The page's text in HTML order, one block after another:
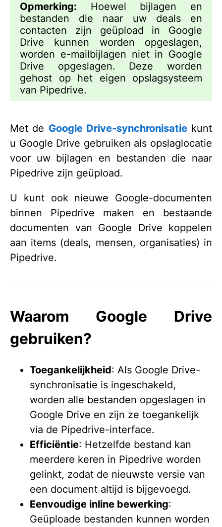
Opmerking: Hoewel bijlagen en
bestanden die naar uw deals en
contacten zijn geüpload in Google
Drive kunnen worden opgeslagen,
worden e-mailbijlagen niet in Google
Drive opgeslagen. Deze worden
gehost op het eigen opslagsysteem
van Pipedrive.
Met de Google Drive-synchronisatiekunt
u Google Drive gebruiken als opslaglocatie
voor uw bijlagen en bestanden die naar
Pipedrive zijn geüpload.
U kunt ook nieuwe Google-documenten
binnen Pipedrive maken en bestaande
documenten van Google Drive koppelen
aan items (deals, mensen, organisaties) in
Pipedrive.
Waarom Google Drive
gebruiken?
Toegankelijkheid: Als Google Drive-
synchronisatie is ingeschakeld,
worden alle bestanden opgeslagen in
Google Drive en zijn ze toegankelijk
via de Pipedrive-interface.
Efficiëntie: Hetzelfde bestand kan
meerdere keren in Pipedrive worden
gelinkt, zodat de nieuwste versie van
een document altijd is bijgevoegd.
Eenvoudige inline bewerking:
Geüploade bestanden kunnen worden